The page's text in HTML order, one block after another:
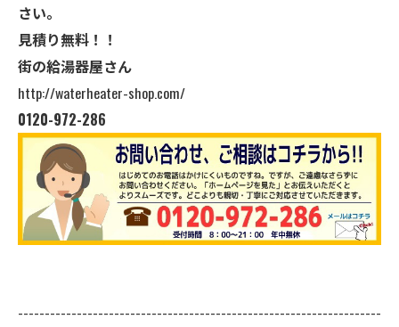
さい。
見積り無料！！
街の給湯器屋さん
http://waterheater-shop.com/
0120-972-286
--------------------------------------------------------------------